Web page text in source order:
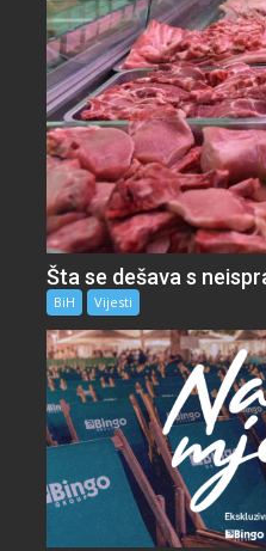
Šta se dešava s
BiH Vijesti